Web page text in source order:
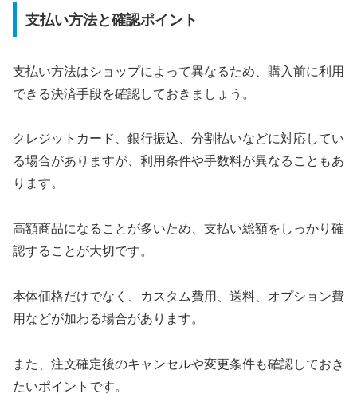
支払い方法と確認ポイント
支払い方法はショップによって異なるため、購入前に利用
できる決済手段を確認しておきましょう。
クレジットカード、銀行振込、分割払いなどに対応してい
る場合がありますが、利用条件や手数料が異なることもあ
ります。
高額商品になることが多いため、支払い総額をしっかり確
認することが大切です。
本体価格だけでなく、カスタム費用、送料、オプション費
用などが加わる場合があります。
また、注文確定後のキャンセルや変更条件も確認しておき
たいポイントです。